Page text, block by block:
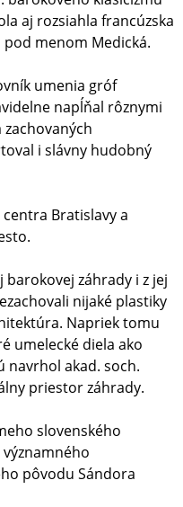
aj rozsiahla francúzska
menom Medická.
umenia gróf
napĺňal rôznymi
i slávny hudobný
Bratislavy a
záhrady i z jej
nijaké plastiky
Napriek tomu
umelecké diela ako
akad. soch.
priestor záhrady.
slovenského
pôvodu Sándora